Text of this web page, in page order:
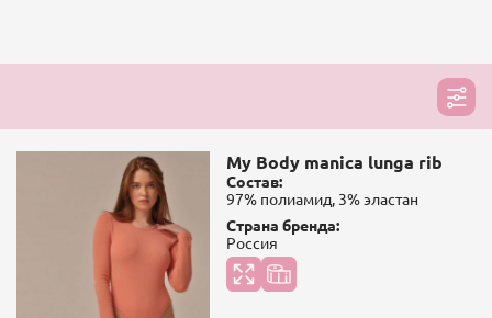
My Body manica lunga rib
Состав:
97% полиамид, 3% эластан
Страна бренда:
Россия